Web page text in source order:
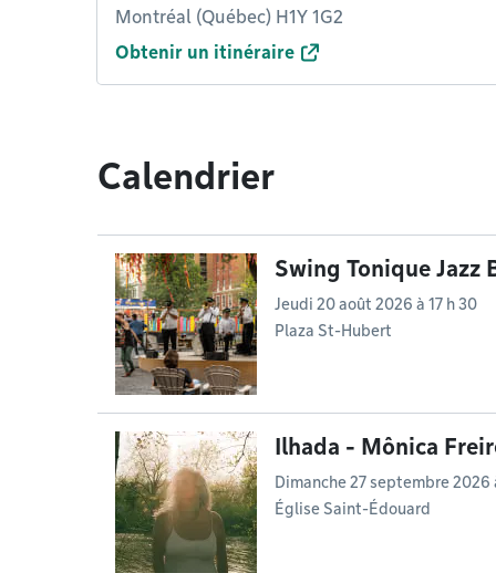
Montréal (Québec) H1Y 1G2
Obtenir un itinéraire
Calendrier
Swing Tonique Jazz
Jeudi 20 août 2026 à 17 h 30
Plaza St-Hubert
Ilhada - Mônica
Dimanche 27 septembre 2026
Église Saint-Édouard